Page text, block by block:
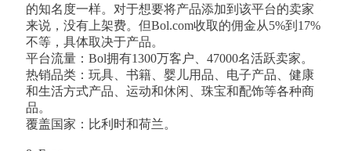
的知名度一样。对于想要将产品添加到该平台的卖家
来说，没有上架费。但Bol.com收取的佣金从5%到17%
不等，具体取决于产品。
平台流量：Bol拥有1300万客户、47000名活跃卖家。
热销品类：玩具、书籍、婴儿用品、电子产品、健康
和生活方式产品、运动和休闲、珠宝和配饰等各种商
品。
覆盖国家：比利时和荷兰。